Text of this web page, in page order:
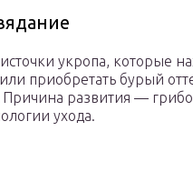
укропа, которые
приобретать бурый
Причина развития —
ухода.